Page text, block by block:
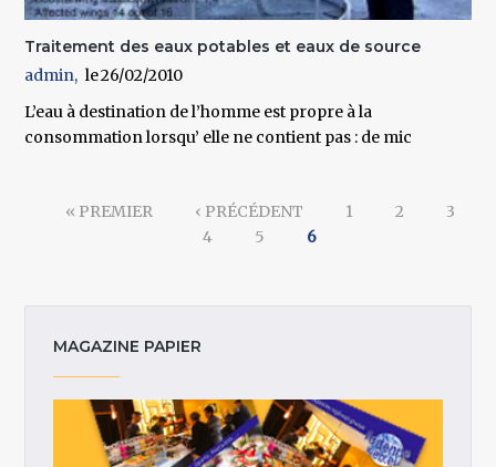
Traitement des eaux potables et eaux de source
admin
26/02/2010
L’eau à destination de l’homme est propre à la
consommation lorsqu’ elle ne contient pas : de mic
« PREMIER ‹ PRÉCÉDENT 1 2
3
4
5 6
MAGAZINE PAPIER